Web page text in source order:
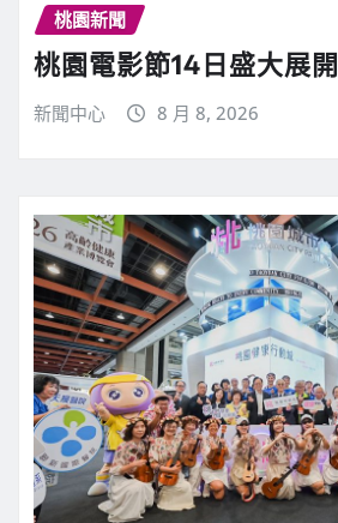
桃園新聞
桃園電影節14日盛大展開
新聞中心 8 月 8, 2026